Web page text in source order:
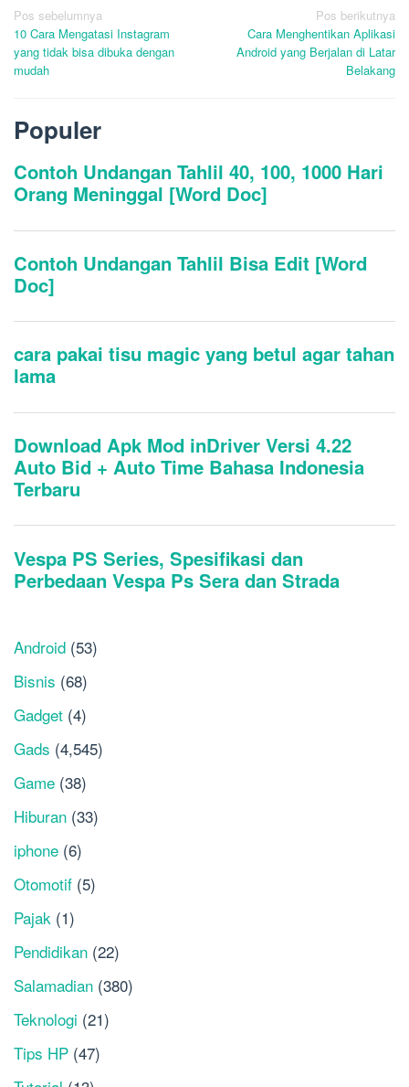
Navigasi
pos
Pos sebelumnya
10 Cara Mengatasi Instagram
yang tidak bisa dibuka dengan
mudah
Pos berikutnya
Cara Menghentikan Aplikasi
Android yang Berjalan di Latar
Belakang
Populer
Android (53)
Bisnis (68)
Gadget (4)
Gads (4,545)
Game (38)
Hiburan (33)
iphone (6)
Otomotif (5)
Pajak (1)
Pendidikan (22)
Salamadian (380)
Teknologi (21)
Tips HP (47)